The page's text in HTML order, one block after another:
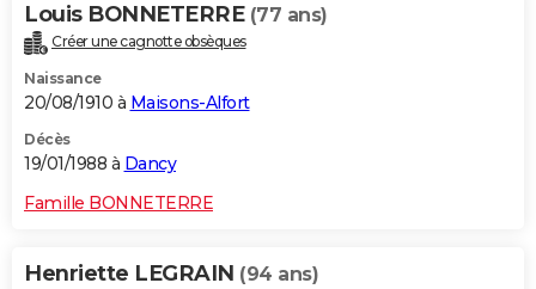
Louis BONNETERRE (77 ans)
Créer une cagnotte obsèques
Naissance
20/08/1910 à Maisons-Alfort
Décès
19/01/1988 à Dancy
Famille BONNETERRE
Henriette LEGRAIN (94 ans)